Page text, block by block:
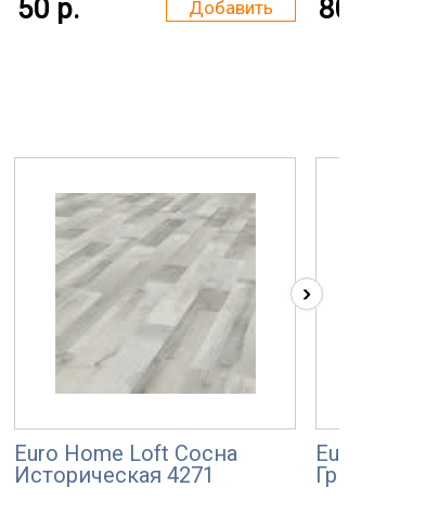
50 р. Добавить 80 р.
Euro Home Loft Сосна
Историческая 4271
Euro Home
Гризли 4376
›